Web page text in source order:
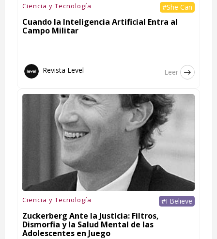
Ciencia y Tecnología #She Can
Cuando la Inteligencia Artificial Entra al
Campo Militar
Revista Level Leer
Ciencia y Tecnología #I Believe
Zuckerberg Ante la Justicia: Filtros,
Dismorfia y la Salud Mental de las
Adolescentes en Juego